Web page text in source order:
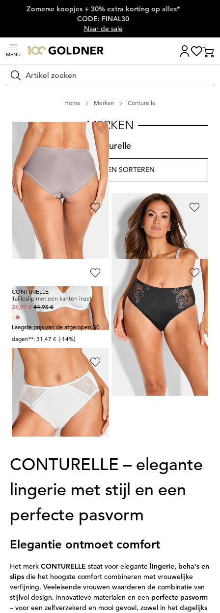
Skip naar hoofdinhoud
Zomerse koopjes + 30% extra korting op alles*
CODE: FINAL30
Naar de sale
MENU
Zoeken
Home Merken Conturelle
MERKEN
Conturelle
5artikelen
FILTEREN EN SORTEREN
CONTURELLE
Beugelbeha met spacer-cups
84,95 €
CONTURELLE
Beugelbeha met spacer-cups
59,47 €84,95 €
CONTURELLE
Tailleslip met een kanten inzet
26,97 € 44,95 €
Laagste prijs van de afgelopen 30
dagen**: 31,47 € (-14%)
CONTURELLE
Tailleslip met een kanten inzet
29,97 € 49,95 €
Laagste prijs van de afgelopen 30
dagen**: 34,97 €
(-14%)
CONTURELLE
Tailleslip met een kanten inzet
26,97 € 44,95 €
Laagste prijs van de afgelopen 30
dagen**: 31,47 € (-14%)
CONTURELLE – elegante
lingerie met stijl en een
perfecte pasvorm
Elegantie ontmoet comfort
Het merk CONTURELLE staat voor elegante lingerie, beha's en
slips die het hoogste comfort combineren met vrouwelijke
verfijning. Veeleisende vrouwen waarderen de combinatie van
stijlvol design, innovatieve materialen en een perfecte pasvorm
– voor een zelfverzekerd en mooi gevoel, zowel in het dagelijks